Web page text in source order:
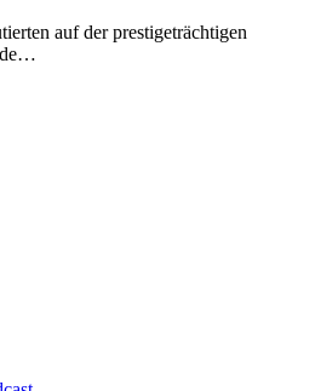
auf der prestigeträchtigen